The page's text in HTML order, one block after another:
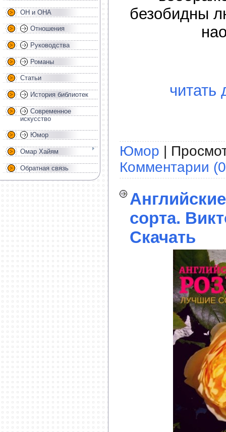
ОН и ОНА
Отношения
Руководства
Романы
Статьи
История библиотек
Современное
искусство
Юмор
Омар Хайям
Обратная связь
безобидны
читать
Юмор |
Комментарии
сорта.
Скачать